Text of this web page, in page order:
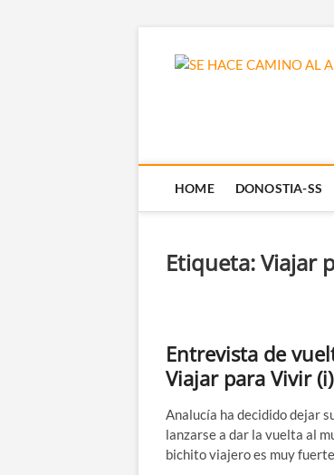
HOME DONOSTIA-SS
Etiqueta:Viajar
Entrevista de
Viajar para Vivir (i)
Analucía ha decidido dejar
lanzarse a dar la vuelta al
bichito viajero es muy